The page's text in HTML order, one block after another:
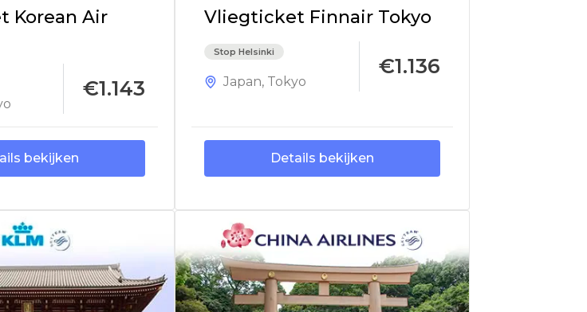
Korean Air
€1.143
bekijken
Vliegticket Finnair Tokyo
Stop Helsinki
Japan, Tokyo
€1.136
Details bekijken